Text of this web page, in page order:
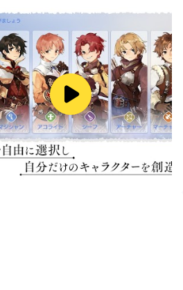
クオリジンをプレイ」を検索し
ドします。
ルしてGoogle Play ストアにロ
ームをプレイします。
イできるエミュレーター
クオリジンをプレイするメリッ